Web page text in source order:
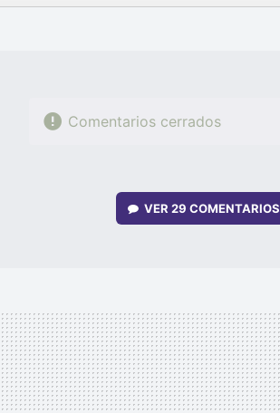
FACEBOOK
TWITTERFLIPBOARD
E-
WHATSAPP
Comentarios cerrados
VER 29 COMENTARIOS